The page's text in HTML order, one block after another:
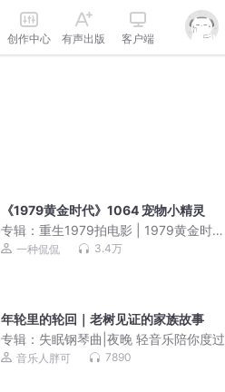
创作中心 有声出版 客户端
《1979黄金时代》1064 宠物小精灵
专辑：重生1979拍电影 | 1979黄金时代
| | 一种侃侃作品 | 多人有声剧
一种侃侃 3.4万
年轮里的轮回｜老树见证的家族故事
专辑： 失眠钢琴曲|夜晚 轻音乐陪你度过
音乐人胖可 7890